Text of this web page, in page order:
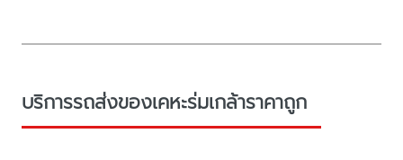
บริการรถส่งของเคหะร่มเกล้าราคาถูก